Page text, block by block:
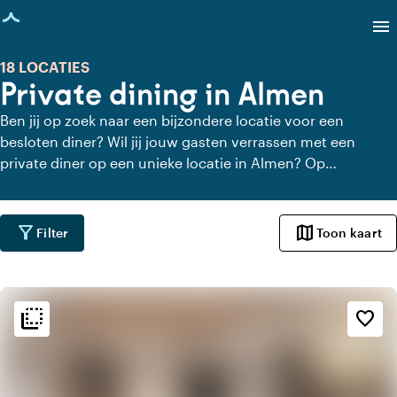
geladen
menu
Private dining in Almen
18 LOCATIES
Ben jij op zoek naar een bijzondere locatie voor een
besloten diner? Wil jij jouw gasten verrassen met een
private diner op een unieke locatie in Almen? Op
Almen waar je in alle rust kunt dineren. Bekijk alle private
dining locaties voor een heerlijk verzorgd private diner.
filter_alt Filter map Toon kaart
flip_to_back favorite_border
flip_to_back Sfeer en esthetiek
weekend
Klassiek
favorite